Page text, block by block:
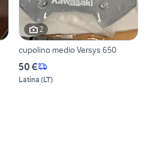
2
cupolino medio Versys 650
50 €
Latina (LT)